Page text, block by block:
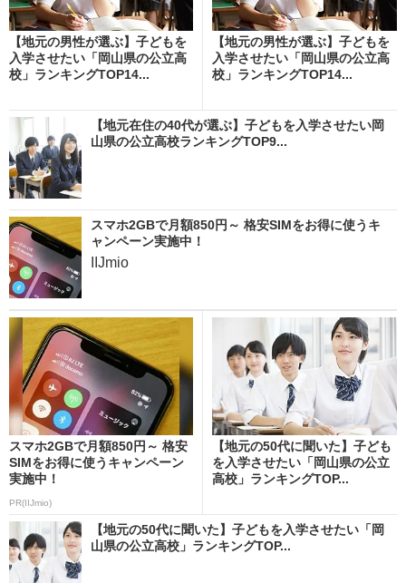
【地元の男性が選ぶ】子どもを
入学させたい「岡山県の公立高
校」ランキングTOP14...
【地元の男性が選ぶ】子どもを
入学させたい「岡山県の公立高
校」ランキングTOP14...
【地元在住の40代が選ぶ】子どもを入学させたい岡
山県の公立高校ランキングTOP9...
スマホ2GBで月額850円～ 格安SIMをお得に使うキ
ャンペーン実施中！
IIJmio
スマホ2GBで月額850円～ 格安
SIMをお得に使うキャンペーン
実施中！
PR(IIJmio)
【地元の50代に聞いた】子ども
を入学させたい「岡山県の公立
高校」ランキングTOP...
【地元の50代に聞いた】子どもを入学させたい「岡
山県の公立高校」ランキングTOP...